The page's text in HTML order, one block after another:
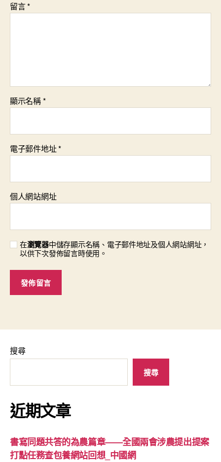
留言*
顯示名稱*
電子郵件地址*
個人網站網址
在瀏覽器中儲存顯示名稱、電子郵件地址及個人網站網址，
以供下次發佈留言時使用。
搜尋
搜尋
近期文章
書寫同題共答的為農篇章——全國兩會涉農提出提案
打點任務查包養網站回想_中國網